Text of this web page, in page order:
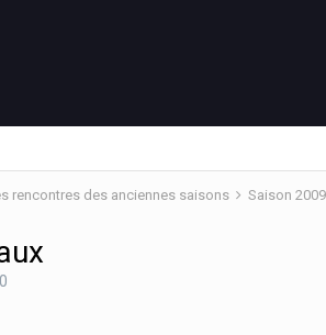
rencontres des anciennes saisons Saison